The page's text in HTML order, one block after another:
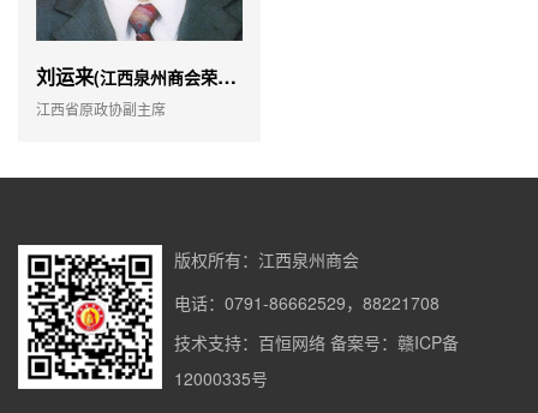
刘运来(江西泉州商会荣誉会长（往届）)
江西省原政协副主席
版权所有：江西泉州商会
电话：0791-86662529，88221708
技术支持：百恒网络 备案号：赣ICP备
12000335号